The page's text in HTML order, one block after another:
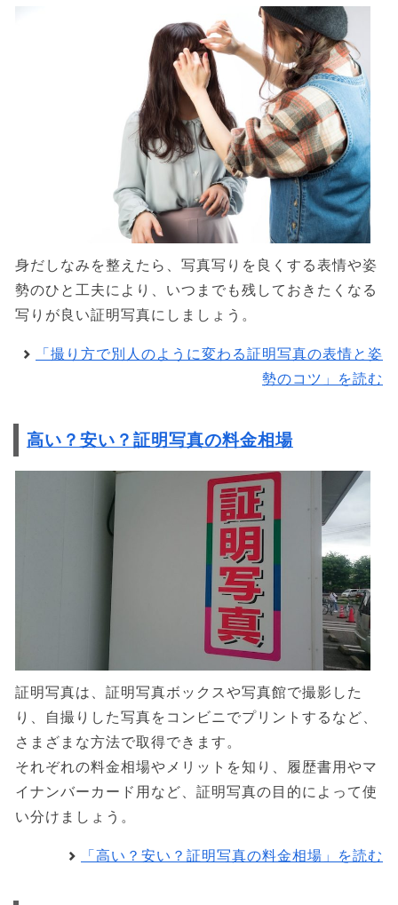
身だしなみを整えたら、写真写りを良くする表情や姿
勢のひと工夫により、いつまでも残しておきたくなる
写りが良い証明写真にしましょう。
「撮り方で別人のように変わる証明写真の表情と姿
勢のコツ」を読む
高い？安い？証明写真の料金相場
証明写真は、証明写真ボックスや写真館で撮影した
り、自撮りした写真をコンビニでプリントするなど、
さまざまな方法で取得できます。
それぞれの料金相場やメリットを知り、履歴書用やマ
イナンバーカード用など、証明写真の目的によって使
い分けましょう。
「高い？安い？証明写真の料金相場」を読む